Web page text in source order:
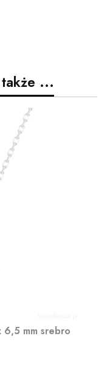
także ...
mm srebro